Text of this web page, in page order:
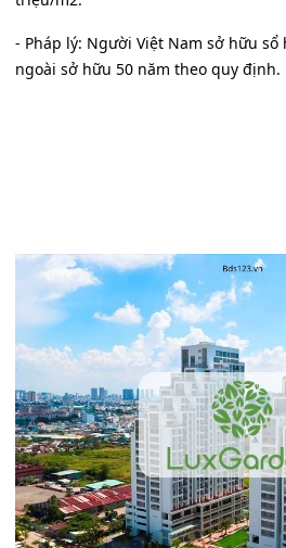
- Pháp lý: Người Việt Nam sở hữu
ngoài sở hữu 50 năm theo quy định.